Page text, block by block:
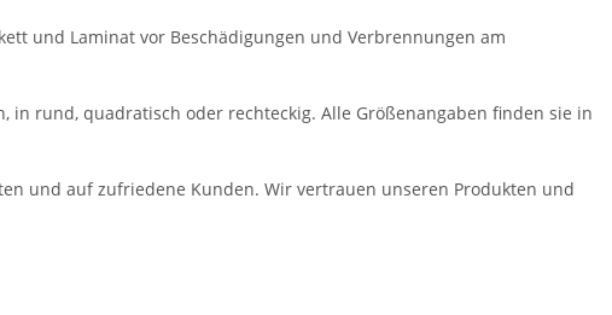
und Laminat vor Beschädigungen und Verbrennungen am
in rund, quadratisch oder rechteckig. Alle Größenangaben finden sie in
und auf zufriedene Kunden. Wir vertrauen unseren Produkten und